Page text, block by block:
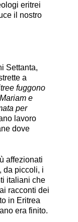
eritrei
il nostro
Settanta,
a
fuggono
e
per
lavoro
dove
affezionati
da piccoli, i
italiani che
racconti dei
in Eritrea
era finito.